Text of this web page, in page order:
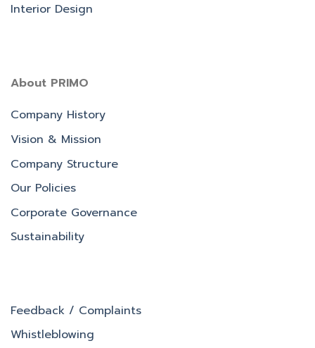
Interior Design
About PRIMO
Company History
Vision & Mission
Company Structure
Our Policies
Corporate Governance
Sustainability
Feedback / Complaints
Whistleblowing